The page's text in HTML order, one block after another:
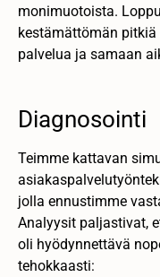
monimuotoista.
kestämättömän pitkiä
palvelua ja samaan
Diagnosointi
Teimme kattavan
jolla ennustimme
Analyysit paljastivat,
oli hyödynnettävä
tehokkaasti: